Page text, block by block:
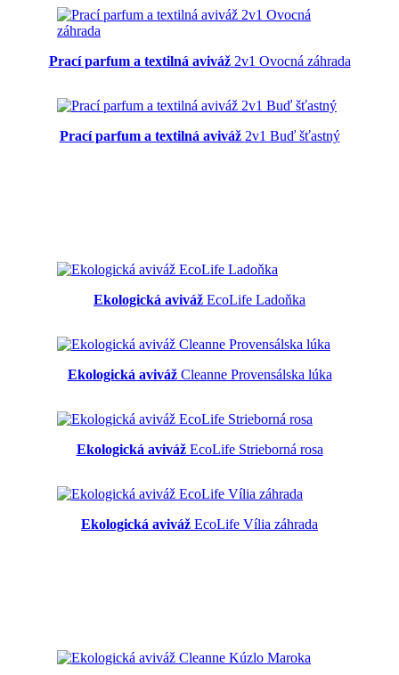
Prací parfum a textilná aviváž2v1 Ovocná záhrada
Prací parfum a textilná aviváž 2v1 Buď šťastný
Ekologická aviváž EcoLife Ladoňka
Ekologická avivážCleanne Provensálska lúka
Ekologická avivážEcoLife Strieborná rosa
Ekologická aviváž EcoLife Vília záhrada